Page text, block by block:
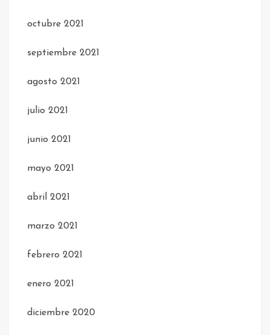
octubre 2021
septiembre 2021
agosto 2021
julio 2021
junio 2021
mayo 2021
abril 2021
marzo 2021
febrero 2021
enero 2021
diciembre 2020